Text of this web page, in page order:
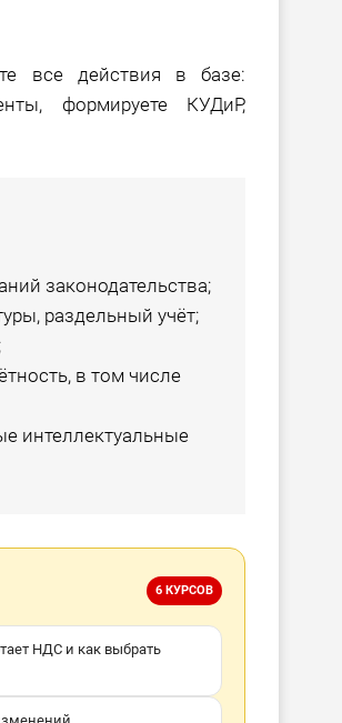
все действия в базе:
формируете КУДиР,
законодательства;
раздельный учёт;
в том числе
интеллектуальные
6 КУРСОВ
НДС и как выбрать